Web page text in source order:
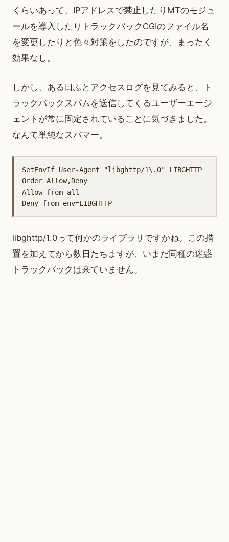
くらいあって、IPアドレスで禁止したりMTのモジュ
ールを導入したりトラックバックCGIのファイル名
を変更したりと色々対策をしたのですが、まったく
効果なし。
しかし、ある日ふとアクセスログを見てみると、ト
ラックバックスパムを送信してくるユーザーエージ
ェントが常に固定されていることに気づきました。
なんて単純なスパマー。
SetEnvIf User-Agent "libghttp/1\.0" LIBGHTTP
Order Allow,Deny
Allow from all
libghttp/1.0って何かのライブラリですかね。この措
置を加えてから数日たちますが、いまだ同種の迷惑
トラックバックは来ていません。